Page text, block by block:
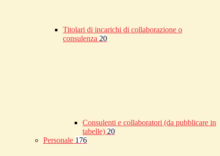
Titolari di incarichi di collaborazione o
consulenza 20
Consulenti e collaboratori (da pubblicare in
tabelle) 20
Personale 176